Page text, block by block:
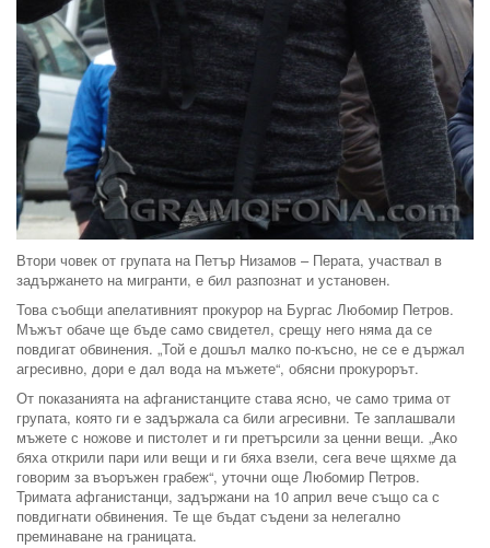
Втори човек от групата на Петър Низамов – Перата, участвал в
задържането на мигранти, е бил разпознат и установен.
Това съобщи апелативният прокурор на Бургас Любомир Петров.
Мъжът обаче ще бъде само свидетел, срещу него няма да се
повдигат обвинения. „Той е дошъл малко по-късно, не се е държал
агресивно, дори е дал вода на мъжете“, обясни прокурорът.
От показанията на афганистанците става ясно, че само трима от
групата, която ги е задържала са били агресивни. Те заплашвали
мъжете с ножове и пистолет и ги претърсили за ценни вещи. „Ако
бяха открили пари или вещи и ги бяха взели, сега вече щяхме да
говорим за въоръжен грабеж“, уточни още Любомир Петров.
Тримата афганистанци, задържани на 10 април вече също са с
повдигнати обвинения. Те ще бъдат съдени за нелегално
преминаване на границата.